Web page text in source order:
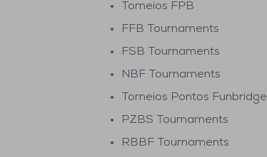
Torneios FPB
FFB Tournaments
FSB Tournaments
NBF Tournaments
Torneios Pontos Funbridge
PZBS Tournaments
RBBF Tournaments